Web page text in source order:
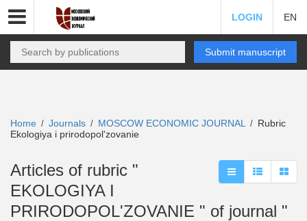
LOGIN EN
Submit manuscript
Home / Journals / MOSCOW ECONOMIC JOURNAL / Rubric
Ekologiya i prirodopol'zovanie
Articles of rubric "
EKOLOGIYA I
PRIRODOPOL'ZOVANIE " of journal "